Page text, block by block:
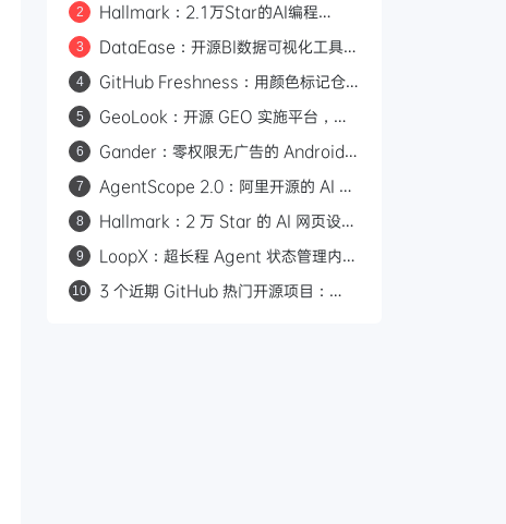
得关注的项目
2
Hallmark：2.1万Star的AI编程
面设计
3
DataEase：开源BI数据可视化工具，
支持多数据源
4
GitHub Freshness：用颜色标记仓
5
GeoLook：开源 GEO 实施平台，打
6
Gander：零权限无广告的 Android
PDF/Office/Markdown
7
AgentScope 2.0：阿里开源的 AI 智
8
Hallmark：2 万 Star 的 AI 网页设计
9
LoopX：超长程 Agent 状态管理内
10
3 个近期 GitHub 热门开源项目：